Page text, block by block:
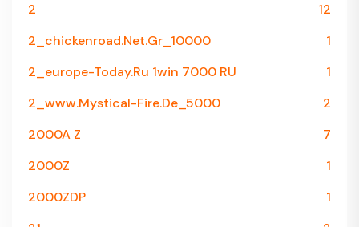
2
12
2_chickenroad.net.gr_10000
1
2_europe-Today.ru 1win 7000 RU
1
2_www.mystical-Fire.de_5000
2
2000A Z
7
2000Z
1
2000ZDP
1